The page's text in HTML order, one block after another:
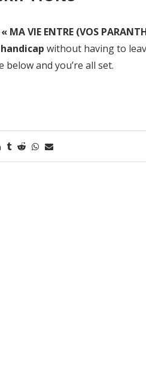
VIE ENTRE (VOS
without having to
and you’re all set.